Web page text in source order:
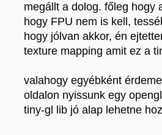
megállt a dolog. főleg hogy
hogy FPU nem is kell,
hogy jólvan akkor, én
texture mapping amit ez a
valahogy egyébként
oldalon nyissunk egy
tiny-gl lib jó alap lehetne